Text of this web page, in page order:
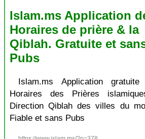
Islam.ms Application
Horaires de prière & la
Qiblah. Gratuite et
Pubs
Islam.ms Application gratuite
Horaires des Prières
Direction Qiblah des villes du
Fiable et sans Pubs